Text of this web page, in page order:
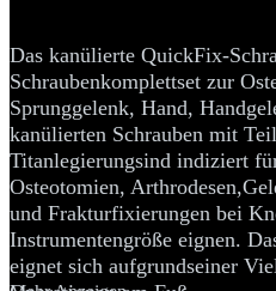
Das kanülierte QuickFix-
Schraubenkomplettset zur
Sprunggelenk, Hand,
kanülierten Schrauben mit
Titanlegierungsind indiziert
Osteotomien,
und Frakturfixierungen bei
Instrumentengröße eignen.
eignet sich aufgrundseiner